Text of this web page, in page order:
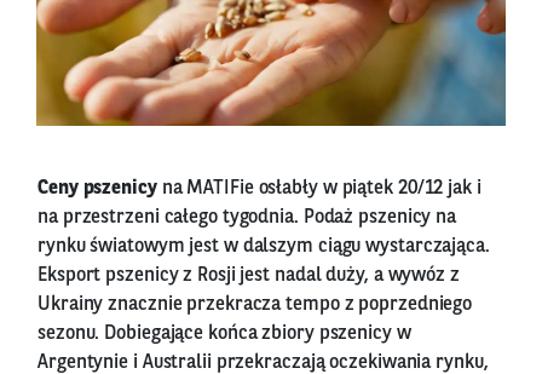
Ceny pszenicy na MATIFie osłabły w piątek 20/12 jak i
na przestrzeni całego tygodnia. Podaż pszenicy na
rynku światowym jest w dalszym ciągu wystarczająca.
Eksport pszenicy z Rosji jest nadal duży, a wywóz z
Ukrainy znacznie przekracza tempo z poprzedniego
sezonu. Dobiegające końca zbiory pszenicy w
Argentynie i Australii przekraczają oczekiwania rynku,